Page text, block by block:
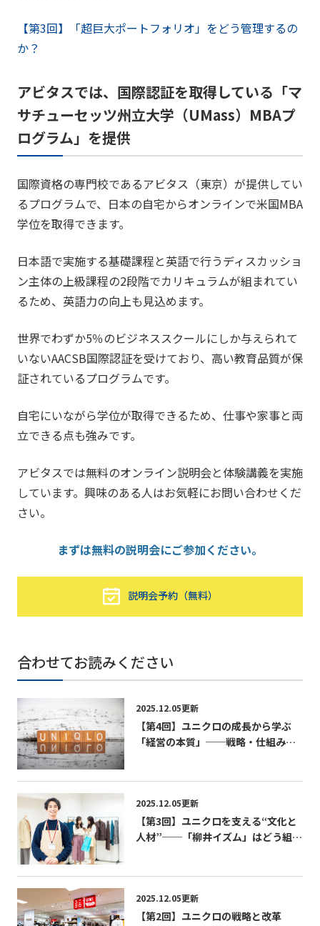
【第3回】「超巨大ポートフォリオ」をどう管理するの
か？
アビタスでは、国際認証を取得している「マ
サチューセッツ州立大学（UMass）MBAプ
ログラム」を提供
国際資格の専門校であるアビタス（東京）が提供してい
るプログラムで、日本の自宅からオンラインで米国MBA
学位を取得できます。
日本語で実施する基礎課程と英語で行うディスカッショ
ン主体の上級課程の2段階でカリキュラムが組まれてい
るため、英語力の向上も見込めます。
世界でわずか5％のビジネススクールにしか与えられて
いないAACSB国際認証を受けており、高い教育品質が保
証されているプログラムです。
自宅にいながら学位が取得できるため、仕事や家事と両
立できる点も強みです。
アビタスでは無料のオンライン説明会と体験講義を実施
しています。興味のある人はお気軽にお問い合わせくだ
さい。
まずは無料の説明会にご参加ください。
説明会予約（無料）
合わせてお読みください
2025.12.05更新
【第4回】ユニクロの成長から学ぶ
「経営の本質」──戦略・仕組み・
2025.12.05更新
【第3回】ユニクロを支える“文化と
人材”──「柳井イズム」はどう組織
2025.12.05更新
【第2回】ユニクロの戦略と改革